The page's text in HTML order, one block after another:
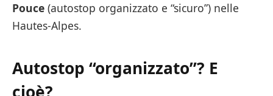
Pouce (autostop organizzato e “sicuro”) nelle
Hautes-Alpes.
Autostop “organizzato”? E
cioè?